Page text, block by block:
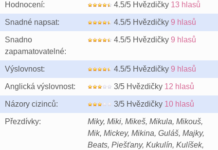
Hodnocení: 4.5/5 Hvězdičky 13 hlasů
Snadné napsat: 4.5/5 Hvězdičky 9 hlasů
Snadno
zapamatovatelné:
4.5/5 Hvězdičky 9 hlasů
Výslovnost: 4.5/5 Hvězdičky 9 hlasů
Anglická výslovnost: 3/5 Hvězdičky 12 hlasů
Názory cizinců: 3/5 Hvězdičky 10 hlasů
Přezdívky:
Miky, Miki, Mikeš, Mikula, Mikouš,
Mik, Mickey, Mikina, Guláš, Majky,
Beats, Piešťany, Kukulín, Kulíšek,